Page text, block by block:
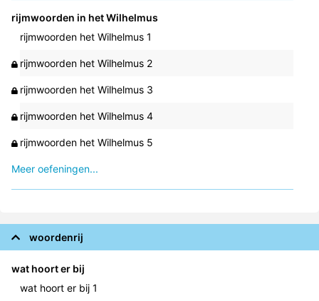
rijmwoorden in het Wilhelmus
rijmwoorden het Wilhelmus 1
rijmwoorden het Wilhelmus 2
rijmwoorden het Wilhelmus 3
rijmwoorden het Wilhelmus 4
rijmwoorden het Wilhelmus 5
Meer oefeningen...
woordenrij
wat hoort er bij
wat hoort er bij 1